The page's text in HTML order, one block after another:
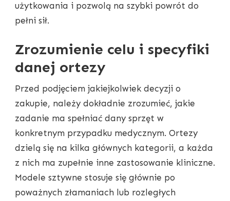
użytkowania i pozwolą na szybki powrót do
pełni sił.
Zrozumienie celu i specyfiki
danej ortezy
Przed podjęciem jakiejkolwiek decyzji o
zakupie, należy dokładnie zrozumieć, jakie
zadanie ma spełniać dany sprzęt w
konkretnym przypadku medycznym. Ortezy
dzielą się na kilka głównych kategorii, a każda
z nich ma zupełnie inne zastosowanie kliniczne.
Modele sztywne stosuje się głównie po
poważnych złamaniach lub rozległych